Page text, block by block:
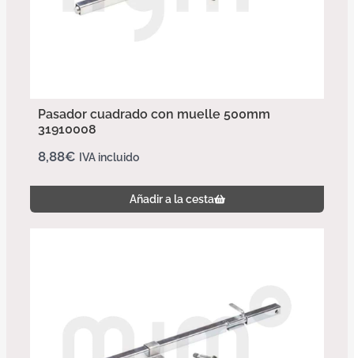
Pasador cuadrado con muelle 500mm
31910008
8,88€ IVA incluido
Añadir a la cesta